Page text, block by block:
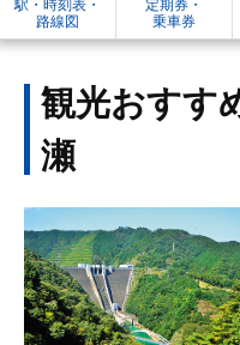
駅・時刻表・
路線図
定期券・
乗車券
観光おすす
瀬